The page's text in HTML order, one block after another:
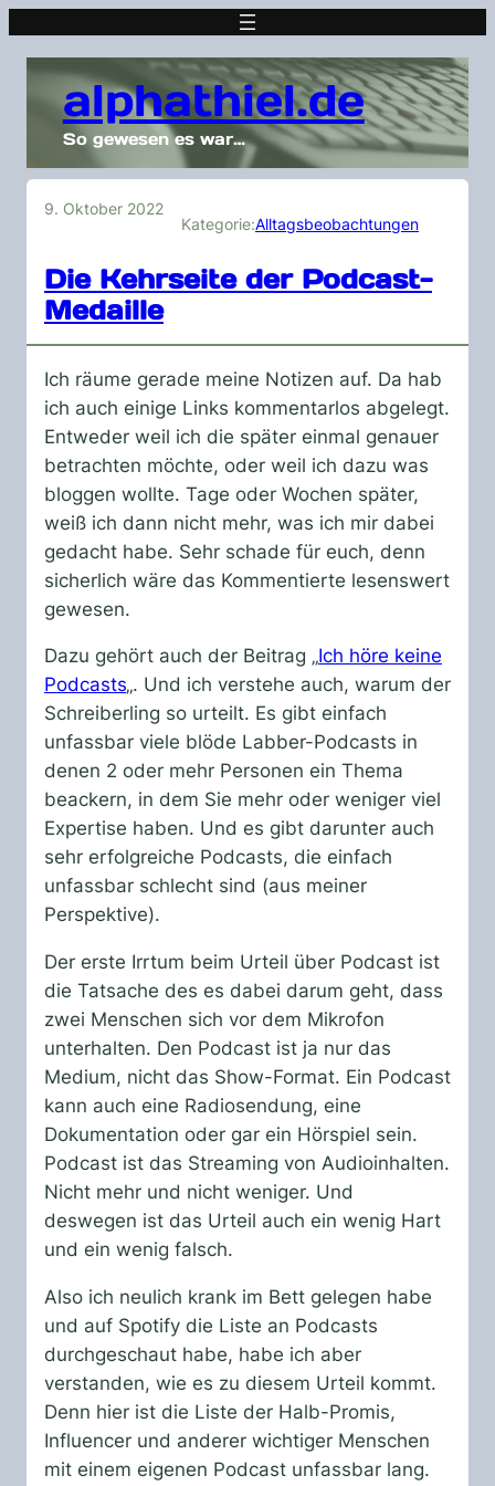
alphathiel.de
So gewesen es war…
9. Oktober 2022
Kategorie:Alltagsbeobachtungen
Die Kehrseite der Podcast-
Medaille
Ich räume gerade meine Notizen auf. Da hab
ich auch einige Links kommentarlos abgelegt.
Entweder weil ich die später einmal genauer
betrachten möchte, oder weil ich dazu was
bloggen wollte. Tage oder Wochen später,
weiß ich dann nicht mehr, was ich mir dabei
gedacht habe. Sehr schade für euch, denn
sicherlich wäre das Kommentierte lesenswert
gewesen.
Dazu gehört auch der Beitrag „Ich höre keine
Podcasts„. Und ich verstehe auch, warum der
Schreiberling so urteilt. Es gibt einfach
unfassbar viele blöde Labber-Podcasts in
denen 2 oder mehr Personen ein Thema
beackern, in dem Sie mehr oder weniger viel
Expertise haben. Und es gibt darunter auch
sehr erfolgreiche Podcasts, die einfach
unfassbar schlecht sind (aus meiner
Perspektive).
Der erste Irrtum beim Urteil über Podcast ist
die Tatsache des es dabei darum geht, dass
zwei Menschen sich vor dem Mikrofon
unterhalten. Den Podcast ist ja nur das
Medium, nicht das Show-Format. Ein Podcast
kann auch eine Radiosendung, eine
Dokumentation oder gar ein Hörspiel sein.
Podcast ist das Streaming von Audioinhalten.
Nicht mehr und nicht weniger. Und
deswegen ist das Urteil auch ein wenig Hart
und ein wenig falsch.
Also ich neulich krank im Bett gelegen habe
und auf Spotify die Liste an Podcasts
durchgeschaut habe, habe ich aber
verstanden, wie es zu diesem Urteil kommt.
Denn hier ist die Liste der Halb-Promis,
Influencer und anderer wichtiger Menschen
mit einem eigenen Podcast unfassbar lang.